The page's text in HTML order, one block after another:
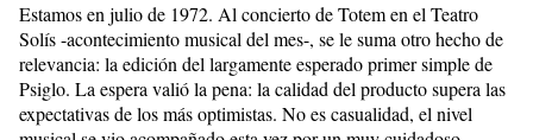
Estamos en julio de 1972. Al concierto de Totem en el Teatro
Solís -acontecimiento musical del mes-, se le suma otro hecho de
relevancia: la edición del largamente esperado primer simple de
Psiglo. La espera valió la pena: la calidad del producto supera las
expectativas de los más optimistas. No es casualidad, el nivel